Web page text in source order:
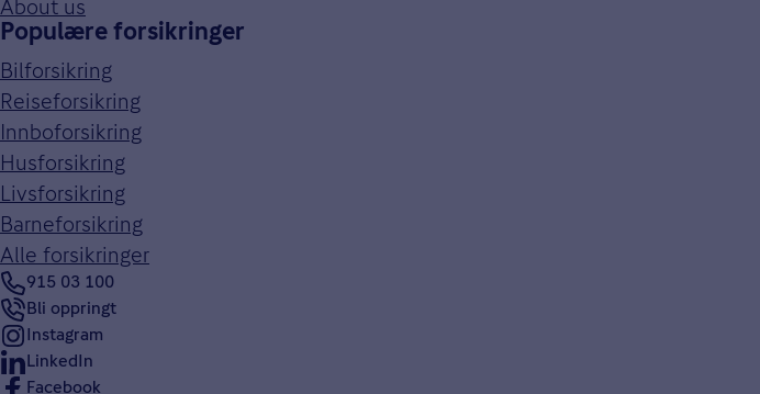
About us
Populære forsikringer
Bilforsikring
Reiseforsikring
Innboforsikring
Husforsikring
Livsforsikring
Barneforsikring
Alle forsikringer
915 03 100
Bli oppringt
Instagram
LinkedIn
Facebook